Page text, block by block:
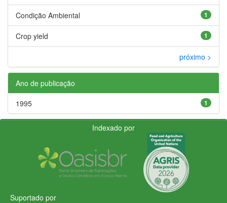
1
Condição Ambiental
1
Crop yield
próximo >
Ano de publicação
1
1995
Indexado por
Suportado por